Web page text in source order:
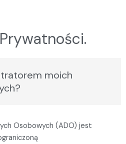
moich
Osobowych (ADO) jest